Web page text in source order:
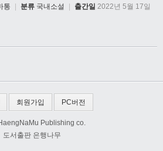
통 분류 국내소설 출간일 2022년 5월 17일
회원가입 PC버전
Publishing co.
도서출판 은행나무